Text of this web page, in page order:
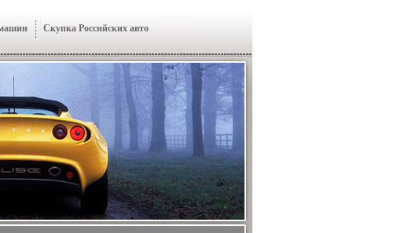
Скупка Российских авто